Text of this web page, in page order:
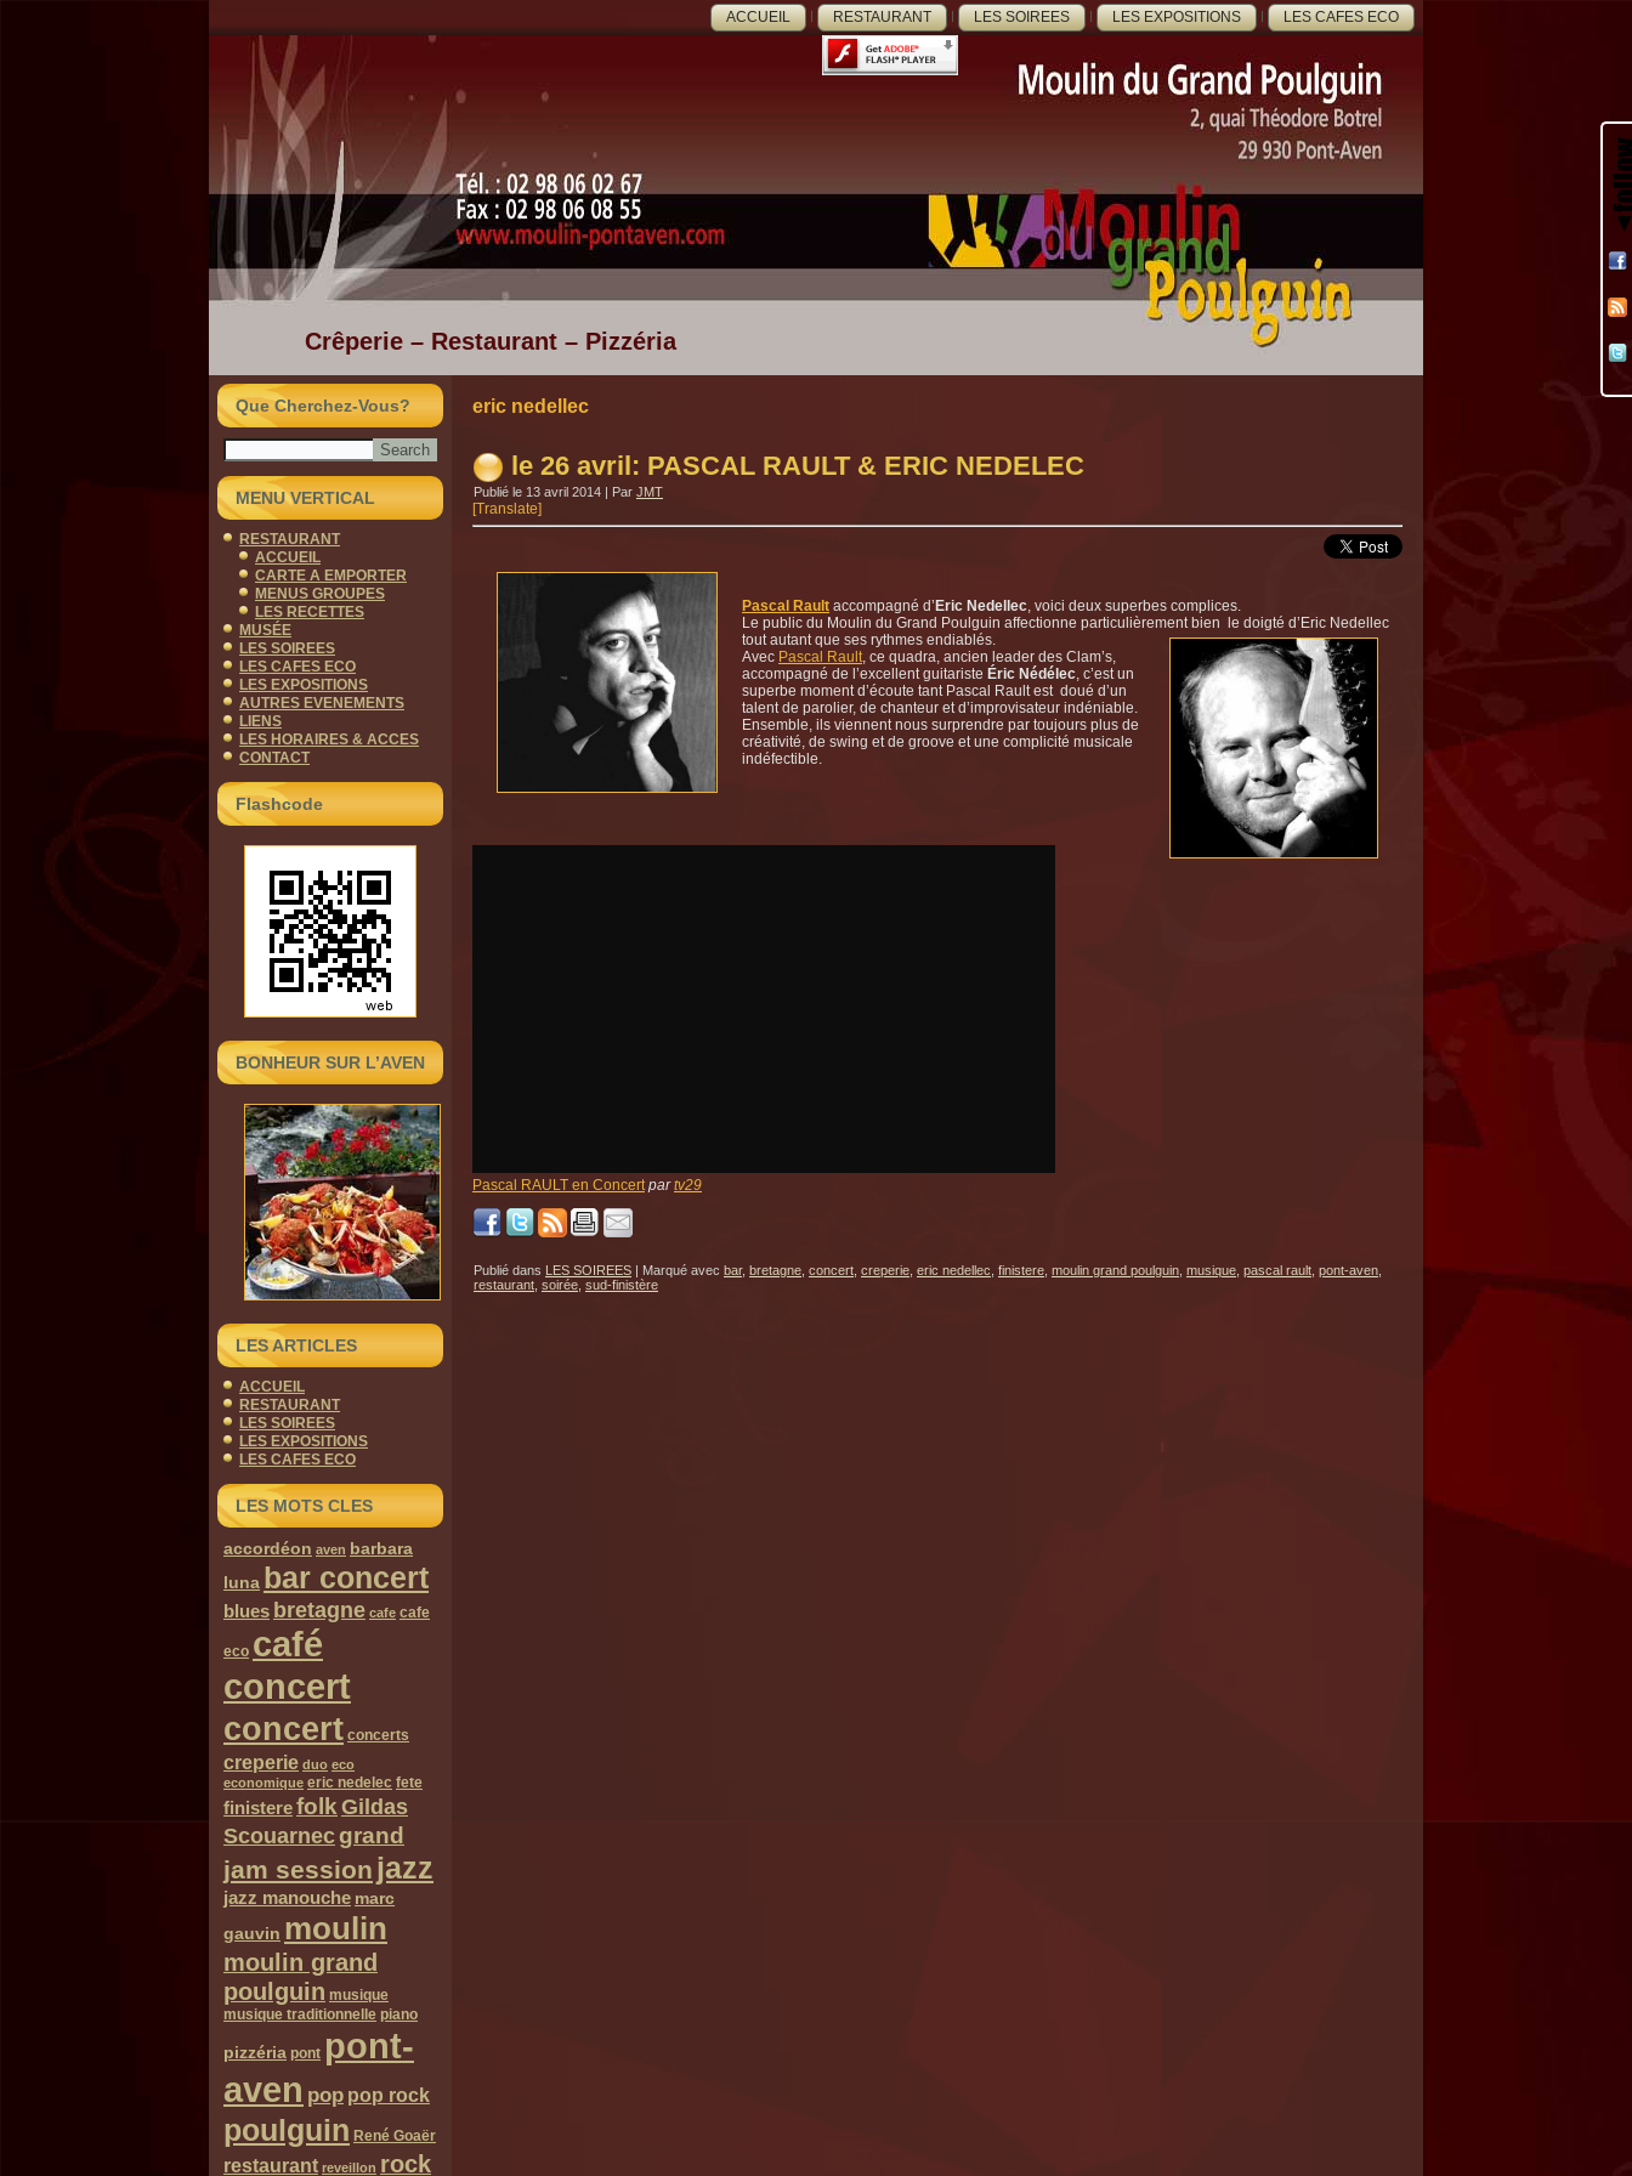
ACCUEIL RESTAURANT LES SOIREES LES EXPOSITIONS LES CAFES ECO
Crêperie – Restaurant – Pizzéria
Que Cherchez-Vous?
MENU VERTICAL
RESTAURANT
ACCUEIL
CARTE A EMPORTER
MENUS GROUPES
LES RECETTES
MUSÉE
LES SOIREES
LES CAFES ECO
LES EXPOSITIONS
AUTRES EVENEMENTS
LIENS
LES HORAIRES & ACCES
CONTACT
Flashcode
BONHEUR SUR L’AVEN
LES ARTICLES
ACCUEIL
RESTAURANT
LES SOIREES
LES EXPOSITIONS
LES CAFES ECO
LES MOTS CLES
accordéon aven barbara
luna bar concert
blues bretagne cafe cafe
eco café
concert
concert concerts
creperie duo eco
economique eric nedelec fete
finisterefolk Gildas
Scouarnecgrand
jam session jazz
jazz manouche marc
gauvin moulin
moulin grand
poulguin musique
musique traditionnelle piano
pizzéria pont pont-
aven pop pop rock
poulguin René Goaër
restaurant reveillon rock
eric nedellec
le 26 avril: PASCAL RAULT & ERIC NEDELEC
Publié le 13 avril 2014 | Par JMT
[Translate]
Pascal Rault accompagné d’ Eric Nedellec, voici deux superbes complices.
Le public du Moulin du Grand Poulguin affectionne particulièrement bien le doigté d’Eric Nedellec
tout autant que ses rythmes endiablés.
Avec Pascal Rault, ce quadra, ancien leader des Clam’s,
accompagné de l’excellent guitariste Éric Nédélec, c’est un
superbe moment d’écoute tant Pascal Rault est doué d’un
talent de parolier, de chanteur et d’improvisateur indéniable.
Ensemble, ils viennent nous surprendre par toujours plus de
créativité, de swing et de groove et une complicité musicale
indéfectible.
Pascal RAULT en Concert partv29
Publié dans LES SOIREES | Marqué avec bar, bretagne concert creperie eric nedellec finistere moulin grand poulguin musique pascal rault pont-aven
restaurant soirée sud-finistère